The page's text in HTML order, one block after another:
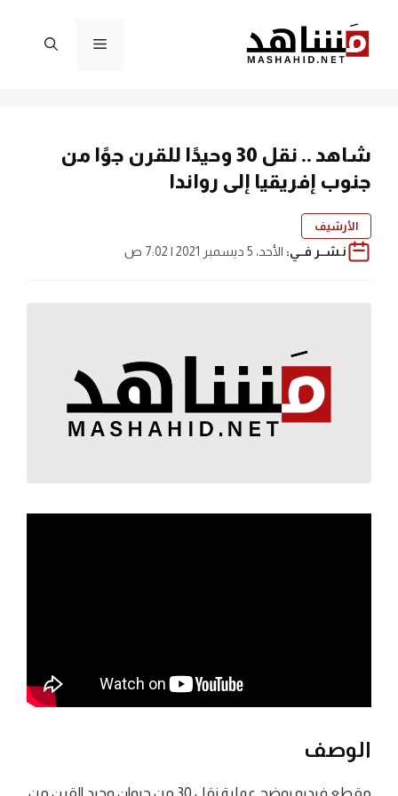
المحتوى
القائمة
شاهد .. نقل 30 وحيدًا للقرن جوًا من
جنوب إفريقيا إلى رواندا
الأرشيف
نـشــر فــي: الأحد، 5 ديسمبر 2021 | 7:02 ص
الوصف
مقطع فيديو يوضح عملية نقل 30 من حيوان وحيد القرن من